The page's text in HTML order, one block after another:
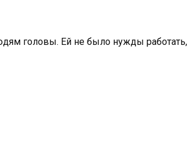
головы. Ей не было нужды работать,